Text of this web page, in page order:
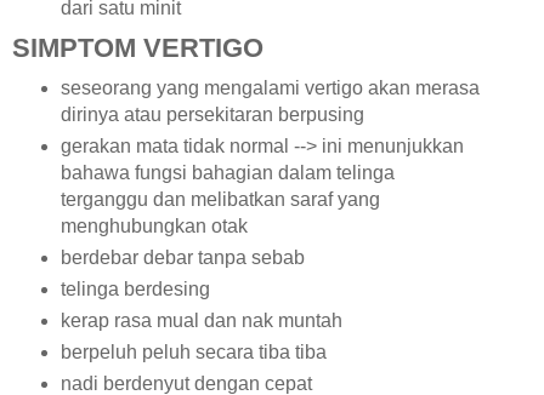
dari satu minit
SIMPTOM VERTIGO
seseorang yang mengalami vertigo akan merasa
dirinya atau persekitaran berpusing
gerakan mata tidak normal --> ini menunjukkan
bahawa fungsi bahagian dalam telinga
terganggu dan melibatkan saraf yang
menghubungkan otak
berdebar debar tanpa sebab
telinga berdesing
kerap rasa mual dan nak muntah
berpeluh peluh secara tiba tiba
nadi berdenyut dengan cepat